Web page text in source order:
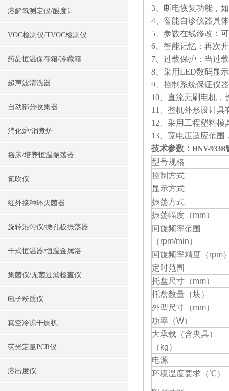
溶解氧测定仪/酸度计
VOC检测仪/TVOC检测仪
药品恒温保存箱/冷藏箱
超声波清洗器
自动部分收集器
消化炉/消煮炉
摇床/培养恒温振荡器
氮吹仪
红外接种环灭菌器
旋转混匀仪/微孔板振荡器
干式恒温器/恒温金属浴
集菌仪/无菌过滤检查仪
电子粉质仪
真空冷冻干燥机
荧光定量PCR仪
溶出度仪
3、断电恢复功能，
4、智能自诊仪器具
5、参数在线修改：
6、智能记忆：再次
7、过载保护：当过
8、采用LED数码显
9、控制系统保证仪
10、直流无刷电机，
11、整机外形设计具
12、采用工程塑料
13、宽电压适应范围
技术参数： HNY-933B
型号规格
控制方式
显示方式
振荡方式
振荡幅度（mm）
回旋频率范围
（rpm/min）
回旋频率精度（rpm
定时范围
托盘尺寸（mm）
托盘数量（块）
外型尺寸（mm）
功率（W）
大承载（含夹具）
（kg）
电源
环境温度要求（℃）